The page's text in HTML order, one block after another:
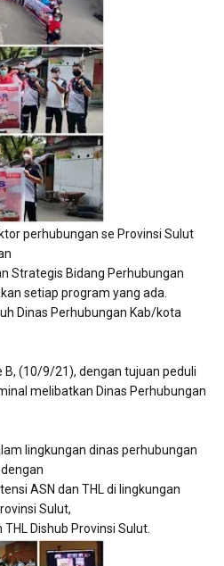
perhubungan se Provinsi Sulut
Strategis Bidang Perhubungan
setiap program yang ada.
Dinas Perhubungan Kab/kota
B, (10/9/21), dengan tujuan peduli
melibatkan Dinas Perhubungan
lingkungan dinas perhubungan
ASN dan THL di lingkungan
Sulut,
Dishub Provinsi Sulut.